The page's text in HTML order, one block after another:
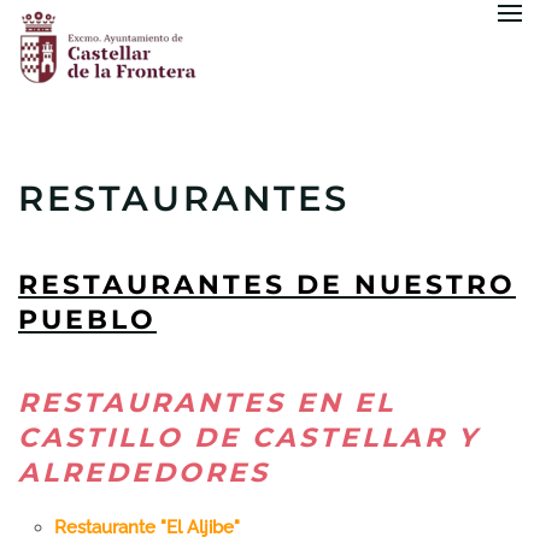
Skip to main content
RESTAURANTES
RESTAURANTES DE NUESTRO
PUEBLO
RESTAURANTES EN EL
CASTILLO DE CASTELLAR Y
ALREDEDORES
Restaurante "El Aljibe"